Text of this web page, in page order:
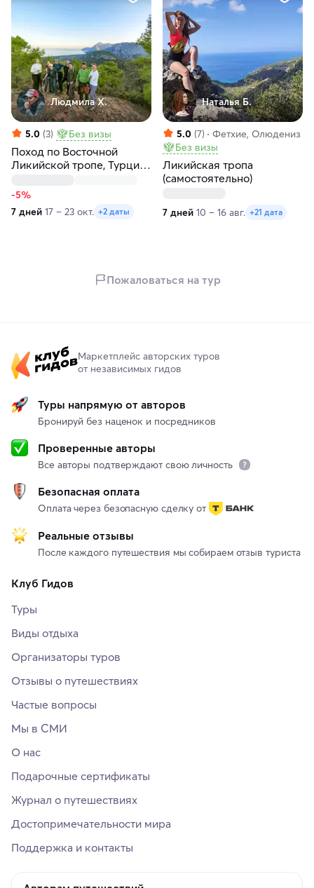
Людмила Х.
5.0 (3) Без визы
Поход по Восточной
Ликийской тропе, Турция:
Ликия
-5%
7 дней 17 – 23 окт. +2 даты
Наталья Б.
5.0 (7)
Фетхие, Олюдениз
Без визы
Ликийская тропа
(самостоятельно)
7 дней 10 – 16 авг. +21 дата
Пожаловаться на тур
Маркетплейс авторских туров
от независимых гидов
Туры напрямую от авторов
Бронируй без наценок и посредников
Проверенные авторы
Все авторы подтверждают свою личность
Безопасная оплата
Оплата через безопасную сделку от
Реальные отзывы
После каждого путешествия мы собираем отзыв туриста
Клуб Гидов
Туры
Виды отдыха
Организаторы туров
Отзывы о путешествиях
Частые вопросы
Мы в СМИ
О нас
Подарочные сертификаты
Журнал о путешествиях
Достопримечательности мира
Поддержка и контакты